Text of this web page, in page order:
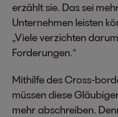
erzählt sie. Das sei
Unternehmen leisten
„Viele verzichten
Forderungen.“
Mithilfe des Cross-
müssen diese
mehr abschreiben.